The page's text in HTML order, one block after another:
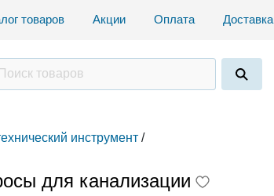
товаров Акции Оплата Доставка
инструмент /
для канализации